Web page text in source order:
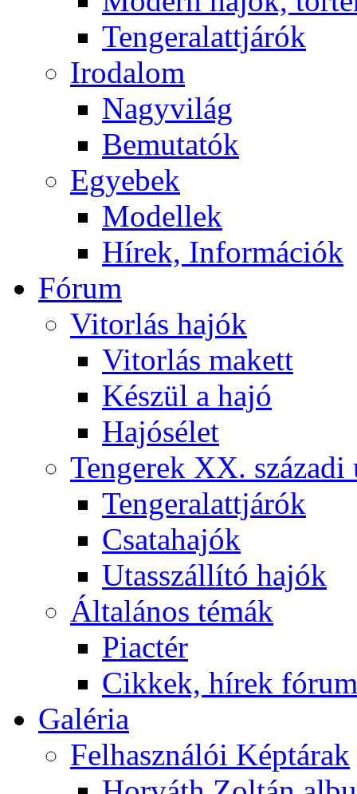
Tengeralattjárók
Irodalom
Nagyvilág
Bemutatók
Egyebek
Modellek
Hírek, Információk
Fórum
Vitorlás hajók
Vitorlás makett
Készül a hajó
Hajósélet
Tengerek XX. századi
Tengeralattjárók
Csatahajók
Utasszállító hajók
Általános témák
Piactér
Cikkek, hírek
Galéria
Felhasználói Képtárak